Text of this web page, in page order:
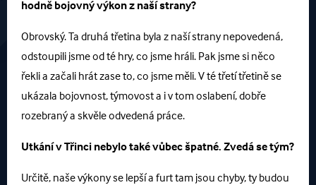
hodně bojovný výkon z naší strany?
Obrovský. Ta druhá třetina byla z naší strany nepovedená,
odstoupili jsme od té hry, co jsme hráli. Pak jsme si něco
řekli a začali hrát zase to, co jsme měli. V té třetí třetině se
ukázala bojovnost, týmovost a i v tom oslabení, dobře
rozebraný a skvěle odvedená práce.
Utkání v Třinci nebylo také vůbec špatné. Zvedá se tým?
Určitě, naše výkony se lepší a furt tam jsou chyby, ty budou